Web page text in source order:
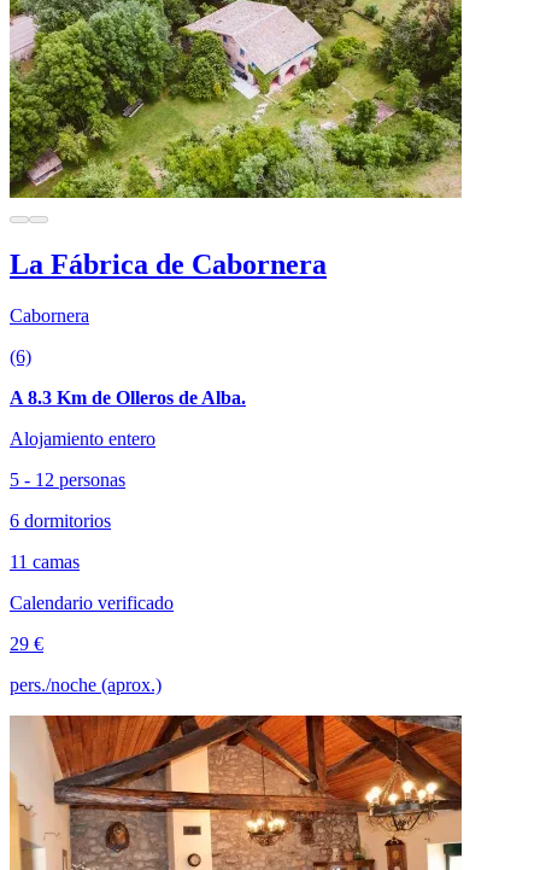
La Fábrica de Cabornera
Cabornera
(6)
A 8.3 Km de Olleros de Alba.
Alojamiento entero
5 - 12 personas
6 dormitorios
11 camas
Calendario verificado
29 €
pers./noche (aprox.)